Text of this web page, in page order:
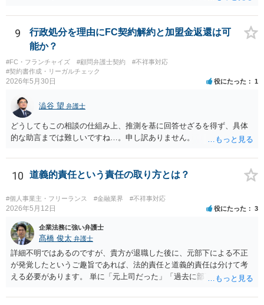
っとも、裁判所は「慣習」を容易には認めませんから、Aの主張に重き
をおくほうがよろしいと思います。 Aの主張で重要になるのは、例え
ば ・相手方建築業者が「当初払う」と言っていた事実、経緯、内容 ・
貴社が相手方建築業者に対して紹介料支払いを求めた事実 、経緯、内
容 ・相手方建築業者が過去に紹介料を支払った事実 ・相手方建築業者
が施主に対して紹介料支払いを前提とする言動をしていたかどうか な
関係を説明して見通しを立て、相手方建築業者に対する請求を行なっ
ていくことになると思います。
9
行政処分を理由にFC契約解約と加盟金返還は可
能か？
#FC・フランチャイズ #顧問弁護士契約
#不祥事対応
#契約書作成・リーガルチェック
2026年5月30日 役にたった 1
澁谷 望 弁護士
どうしてもこの相談の仕組み上、推測を基に回答せざるを得ず、具体
的な助言までは難しいですね…。申し訳ありません。
10 道義的責任という責任の取り方とは？
#個人事業主・フリーランス #金融業界 #不祥事対応
2026年5月12日 役にたった 3
企業法務に強い弁護士
髙橋 俊太 弁護士
詳細不明ではあるのですが、貴方が退職した後に、元部下による不正
が発覚したというご趣旨であれば、法的責任と道義的責任は分けて考
える必要があります。 単に「元上司だった」「過去に部下だった」と
りません。会社が貴方に損害賠償請求をするには、在職中の管理監督